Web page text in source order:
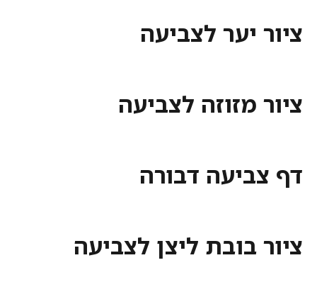
יער לצביעה
מזוזה לצביעה
דבורה
בובת ליצן לצביעה